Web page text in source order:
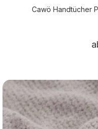
Cawö Handtücher